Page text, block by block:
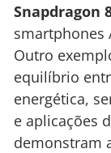
Snapdragon
smartphones
Outro
equilíbrio
energética,
e aplicações
demonstram